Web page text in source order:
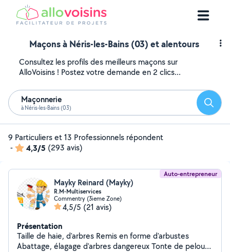
Maçons à Néris-les-Bains (03) et alentours
Consultez les profils des meilleurs maçons sur
AlloVoisins ! Postez votre demande en 2 clics...
Maçonnerie
à Néris-les-Bains (03)
9 Particuliers et 13 Professionnels répondent
-
4,3/5 (293 avis)
Auto-entrepreneur
Mayky Reinard (Mayky)
R.M-Multiservices
Commentry (3ieme Zone)
4,5/5 (21 avis)
Présentation
Taille de haie, d'arbres Remis en forme d'arbustes
Abattage, élagage d'arbres dangereux Tonte de pelouse